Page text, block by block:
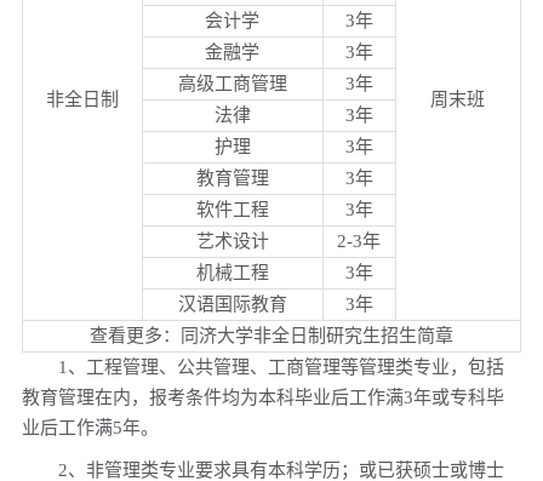
非全日制 周末班
会计学
3年
金融学
3年
高级工商管理
3年
法律
3年
护理
3年
教育管理
3年
软件工程
3年
艺术设计
2-3年
机械工程
3年
汉语国际教育
3年
查看更多：同济大学非全日制研究生招生简章
1、工程管理、公共管理、工商管理等管理类专业，包括
教育管理在内，报考条件均为本科毕业后工作满3年或专科毕
业后工作满5年。
2、非管理类专业要求具有本科学历；或已获硕士或博士